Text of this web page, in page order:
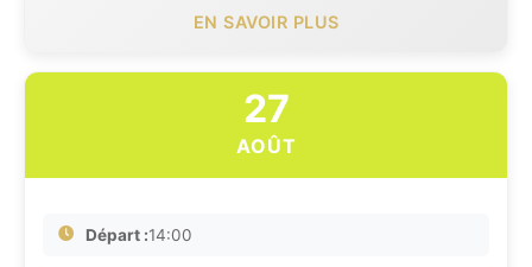
EN SAVOIR PLUS
27
AOÛT
Départ :14:00